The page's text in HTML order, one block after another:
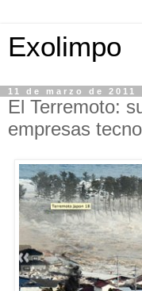
Exolimpo
11 de marzo de 2011
El Terremoto:
empresas